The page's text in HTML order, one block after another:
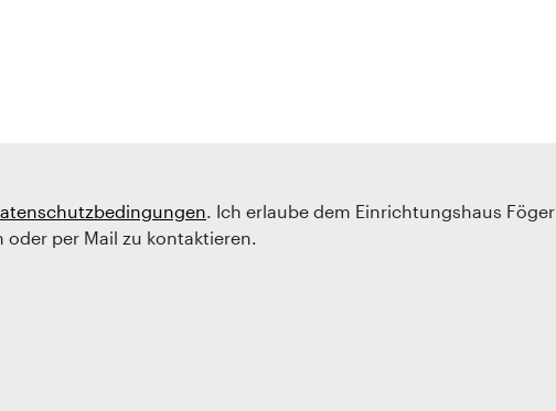
. Ich erlaube dem Einrichtungshaus Föger
per Mail zu kontaktieren.